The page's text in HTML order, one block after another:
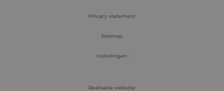
Privacy statement
Sitemap
Instellingen
Realisatie website: